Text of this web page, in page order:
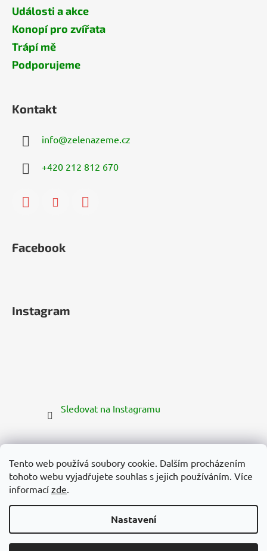
Tento web používá soubory cookie. Dalším procházením
tohoto webu vyjadřujete souhlas s jejich používáním. Více
informací zde.
Nastavení
Události a akce
Konopí pro zvířata
Trápí mě
Podporujeme
Kontakt
info@zelenazeme.cz
+420 212 812 670
Facebook
Instagram
Sledovat na Instagramu
Vytvořil Shoptet Premium
Copyright 2026Zelená Země. Všechna práva vyhrazena.